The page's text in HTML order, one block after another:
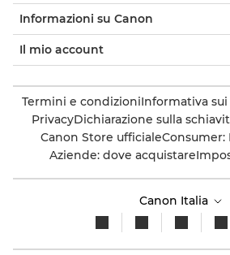
Informazioni su Canon
Il mio account
Termini e condizioniInformativa
PrivacyDichiarazione sulla
Canon Store ufficialeConsumer:
Aziende: dove acquistare
Canon Italia